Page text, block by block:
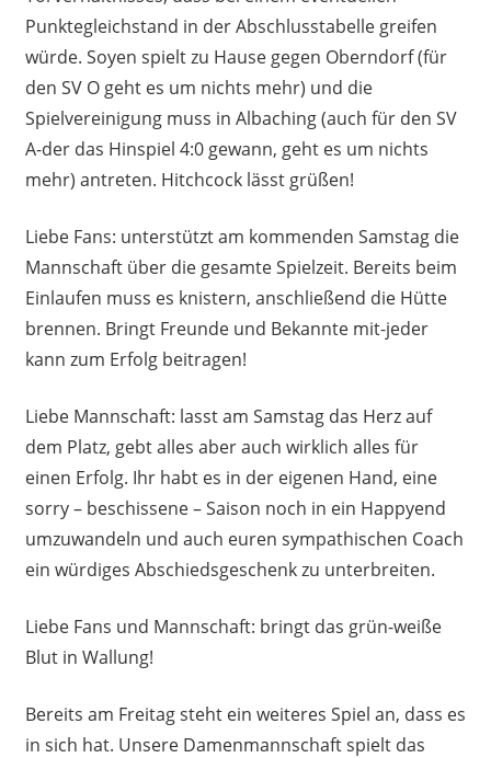
Punktegleichstand in der Abschlusstabelle greifen
würde. Soyen spielt zu Hause gegen Oberndorf (für
den SV O geht es um nichts mehr) und die
Spielvereinigung muss in Albaching (auch für den SV
A-der das Hinspiel 4:0 gewann, geht es um nichts
mehr) antreten. Hitchcock lässt grüßen!
Liebe Fans: unterstützt am kommenden Samstag die
Mannschaft über die gesamte Spielzeit. Bereits beim
Einlaufen muss es knistern, anschließend die Hütte
brennen. Bringt Freunde und Bekannte mit-jeder
kann zum Erfolg beitragen!
Liebe Mannschaft: lasst am Samstag das Herz auf
dem Platz, gebt alles aber auch wirklich alles für
einen Erfolg. Ihr habt es in der eigenen Hand, eine
sorry – beschissene – Saison noch in ein Happyend
umzuwandeln und auch euren sympathischen Coach
ein würdiges Abschiedsgeschenk zu unterbreiten.
Liebe Fans und Mannschaft: bringt das grün-weiße
Blut in Wallung!
Bereits am Freitag steht ein weiteres Spiel an, dass es
in sich hat. Unsere Damenmannschaft spielt das